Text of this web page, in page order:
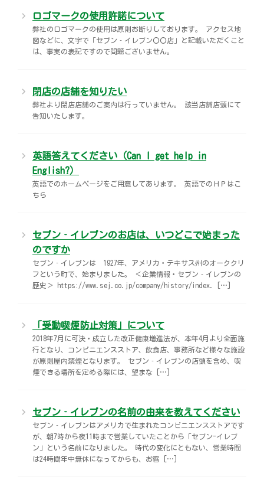
ロゴマークの使用許諾について
弊社のロゴマークの使用は原則お断りしております。 アクセス地
図などに、文字で「セブン‐イレブン〇〇店」と記載いただくこと
は、事実の表記ですので問題ございません。
閉店の店舗を知りたい
弊社より閉店店舗のご案内は行っていません。 該当店舗店頭にて
告知いたします。
英語答えてください（Can I get help in
English?）
英語でのホームページをご用意してあります。 英語でのＨＰはこ
ちら
セブン‐イレブンのお店は、いつどこで始まった
のですか
セブン‐イレブンは 1927年、アメリカ・テキサス州のオーククリ
フという町で、始まりました。 ＜企業情報・セブン‐イレブンの
歴史＞ https://www.sej.co.jp/company/history/index. […]
「受動喫煙防止対策」について
2018年7月に可決・成立した改正健康増進法が、本年4月より全面施
行となり、コンビニエンスストア、飲食店、事務所など様々な施設
が原則屋内禁煙となります。 セブン‐イレブンの店頭を含め、喫
煙できる場所を定める際には、望まな […]
セブン‐イレブンの名前の由来を教えてください
セブン‐イレブンはアメリカで生まれたコンビニエンスストアです
が、朝7時から夜11時まで営業していたことから「セブン-イレブ
ン」という名前になりました。 時代の変化にともない、営業時間
は24時間年中無休になってからも、お客 […]